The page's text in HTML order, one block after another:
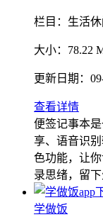
栏目： 生活休
大小： 78.22
更新日期：
查看详情
便签记事本
享、语音识
色功能，让
录思绪，留下
学做饭